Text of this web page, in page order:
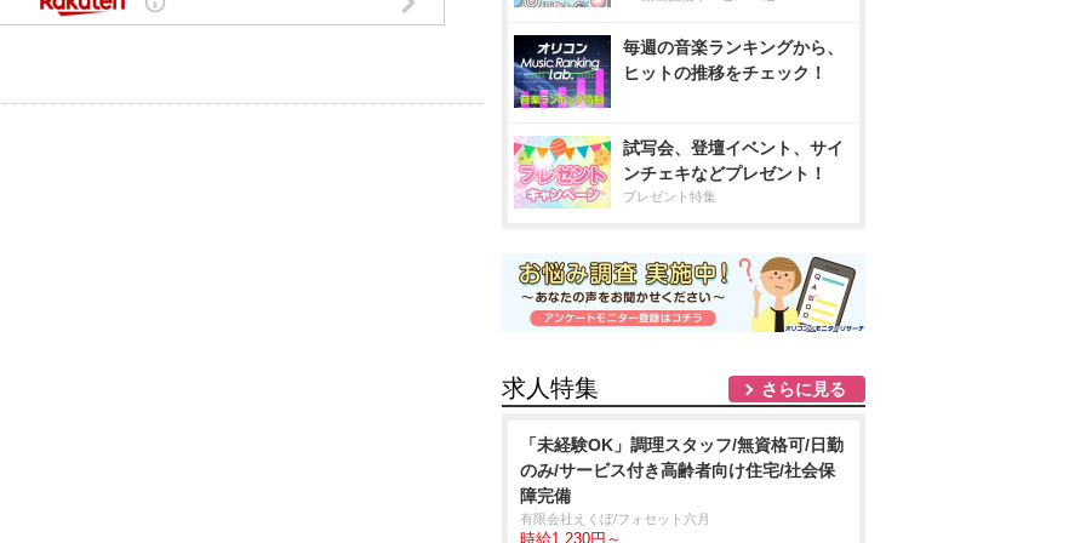
毎週の音楽ランキングから、
ヒットの推移をチェック！
試写会、登壇イベント、サイ
ンチェキなどプレゼント！
プレゼント特集
求人特集 さらに見る
「未経験OK」調理スタッフ/無資格可/日勤
のみ/サービス付き高齢者向け住宅/社会保
障完備
有限会社えくぼ/フォセット六月
時給1,230円～